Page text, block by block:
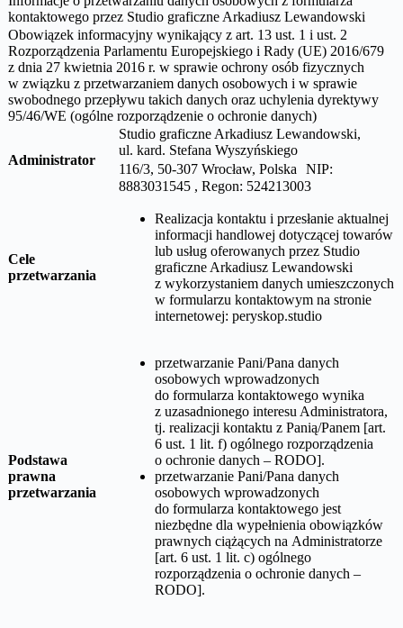
kontaktowego przez Studio graficzne Arkadiusz Lewandowski
Obowiązek informacyjny wynikający z art. 13 ust. 1 i ust. 2
Rozporządzenia Parlamentu Europejskiego i Rady (UE) 2016/679
z dnia 27 kwietnia 2016 r. w sprawie ochrony osób fizycznych
w związku z przetwarzaniem danych osobowych i w sprawie
swobodnego przepływu takich danych oraz uchylenia dyrektywy
95/46/WE (ogólne rozporządzenie o ochronie danych)
Administrator
Studio graficzne Arkadiusz Lewandowski,
ul. kard. Stefana Wyszyńskiego
116/3, 50-307 Wrocław, Polska NIP:
8883031545 , Regon: 524213003
Cele
przetwarzania
Realizacja kontaktu i przesłanie aktualnej
informacji handlowej dotyczącej towarów
lub usług oferowanych przez Studio
graficzne Arkadiusz Lewandowski
z wykorzystaniem danych umieszczonych
w formularzu kontaktowym na stronie
internetowej: peryskop.studio
Podstawa
prawna
przetwarzania
przetwarzanie Pani/Pana danych
osobowych wprowadzonych
do formularza kontaktowego wynika
z uzasadnionego interesu Administratora,
tj. realizacji kontaktu z Panią/Panem [art.
6 ust. 1 lit. f) ogólnego rozporządzenia
o ochronie danych – RODO].
przetwarzanie Pani/Pana danych
osobowych wprowadzonych
do formularza kontaktowego jest
niezbędne dla wypełnienia obowiązków
prawnych ciążących na Administratorze
[art. 6 ust. 1 lit. c) ogólnego
rozporządzenia o ochronie danych –
RODO].